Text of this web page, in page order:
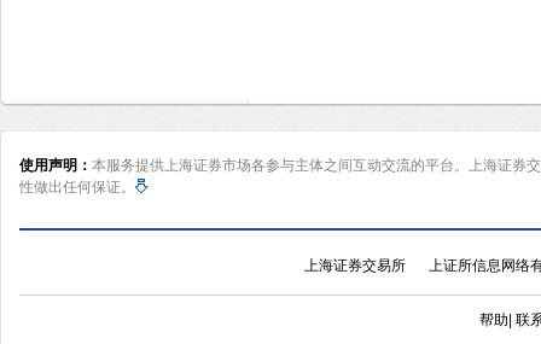
使用声明： 本服务提供上海证券市场各参与主体之间互动交流的平台。上海证券
性做出任何保证。
上海证券交易所 上证所信息网络
帮助| 联